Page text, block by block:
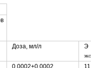
Доза, мл/л Э
0,0002+0,0002